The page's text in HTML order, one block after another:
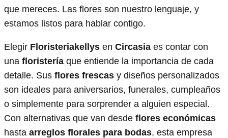
que mereces. Las flores son nuestro lenguaje, y
estamos listos para hablar contigo.
Elegir Floristeriakellys en Circasia es contar con
una floristería que entiende la importancia de cada
detalle. Sus flores frescas y diseños personalizados
son ideales para aniversarios, funerales, cumpleaños
o simplemente para sorprender a alguien especial.
Con alternativas que van desde flores económicas
hasta arreglos florales para bodas, esta empresa